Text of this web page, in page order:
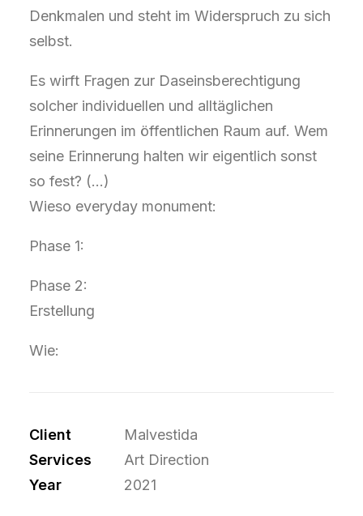
Denkmalen und steht im Widerspruch zu sich
selbst.
Es wirft Fragen zur Daseinsberechtigung
solcher individuellen und alltäglichen
Erinnerungen im öffentlichen Raum auf. Wem
seine Erinnerung halten wir eigentlich sonst
so fest? (...)
Wieso everyday monument:
Phase 1:
Phase 2:
Erstellung
Wie:
Client
Malvestida
Services
Art Direction
Year
2021